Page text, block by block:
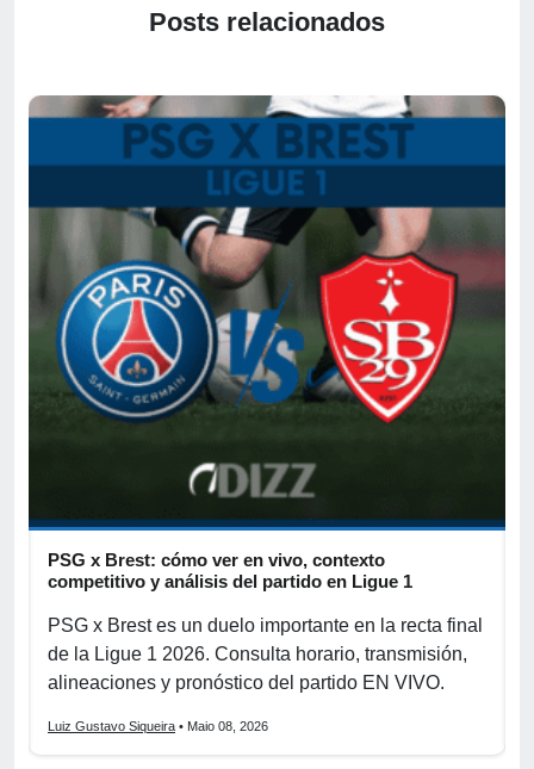
Posts relacionados
PSG x Brest: cómo ver en vivo, contexto
competitivo y análisis del partido en Ligue 1
PSG x Brest es un duelo importante en la recta final
de la Ligue 1 2026. Consulta horario, transmisión,
alineaciones y pronóstico del partido EN VIVO.
Luiz Gustavo Siqueira • Maio 08, 2026